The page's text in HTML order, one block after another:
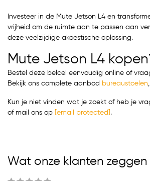
Investeer in de Mute Jetson L4 en
vrijheid om de ruimte aan te passen aan
deze veelzijdige akoestische oplossing.
Mute Jetson L4
Bestel deze belcel eenvoudig online of
Bekijk ons complete aanbod bureaustoelen
Kun je niet vinden wat je zoekt of heb je
of mail ons op [email protected] .
Wat onze klanten zeggen